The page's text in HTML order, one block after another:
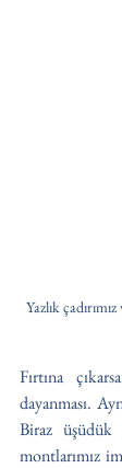
Yazlık
Fırtına
dayanması.
Biraz
montlarımız